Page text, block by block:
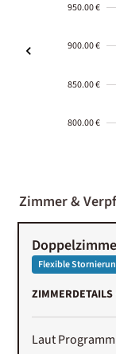
950.00 €
900.00 €
850.00 €
800.00 €
01-02
Zimmer &
Flexible
ZIMMERDETAILS
Laut Programm